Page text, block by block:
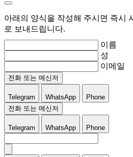
아래의 양식을 작성해 주시면 즉시
로 보내드립니다.
이름
성
이메일
전화 또는 메신저
Telegram WhatsApp
Phone
전화 또는 메신저
Telegram WhatsApp Phone